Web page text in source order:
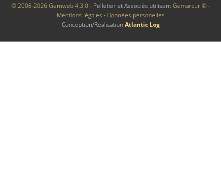
© 2008-2026 Gemweb 4.3.0- Pelletier et Associés utilisentGemarcur ©-
Mentions légales - Données personelles
Conception/Réalisation Atlantic Log